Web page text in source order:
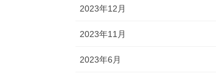
2023年12月
2023年11月
2023年6月